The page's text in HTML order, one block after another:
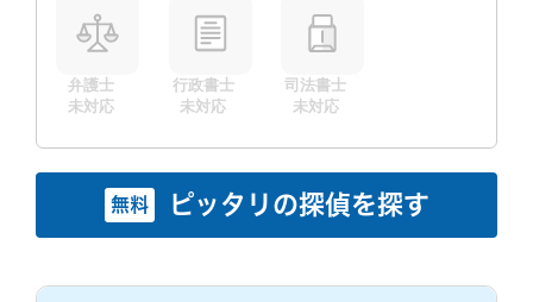
弁護士
未対応
行政書士
未対応
司法書士
未対応
無料 ピッタリの探偵を探す